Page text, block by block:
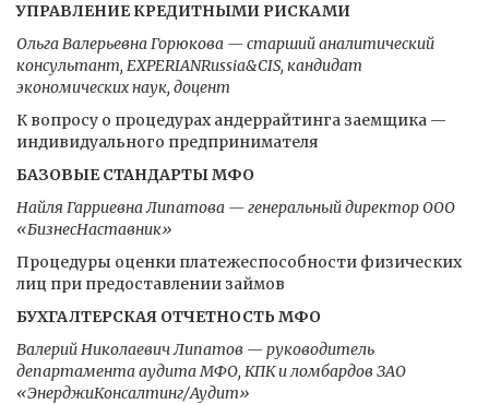
УПРАВЛЕНИЕ КРЕДИТНЫМИ РИСКАМИ
Ольга Валерьевна Горюкова — старший аналитический
консультант, EXPERIANRussia&CIS, кандидат
экономических наук, доцент
К вопросу о процедурах андеррайтинга заемщика —
индивидуального предпринимателя
БАЗОВЫЕ СТАНДАРТЫ МФО
Найля Гарриевна Липатова — генеральный директор ООО
«БизнесНаставник»
Процедуры оценки платежеспособности физических
лиц при предоставлении займов
БУХГАЛТЕРСКАЯ ОТЧЕТНОСТЬ МФО
Валерий Николаевич Липатов — руководитель
департамента аудита МФО, КПК и ломбардов ЗАО
«ЭнерджиКонсалтинг/Аудит»